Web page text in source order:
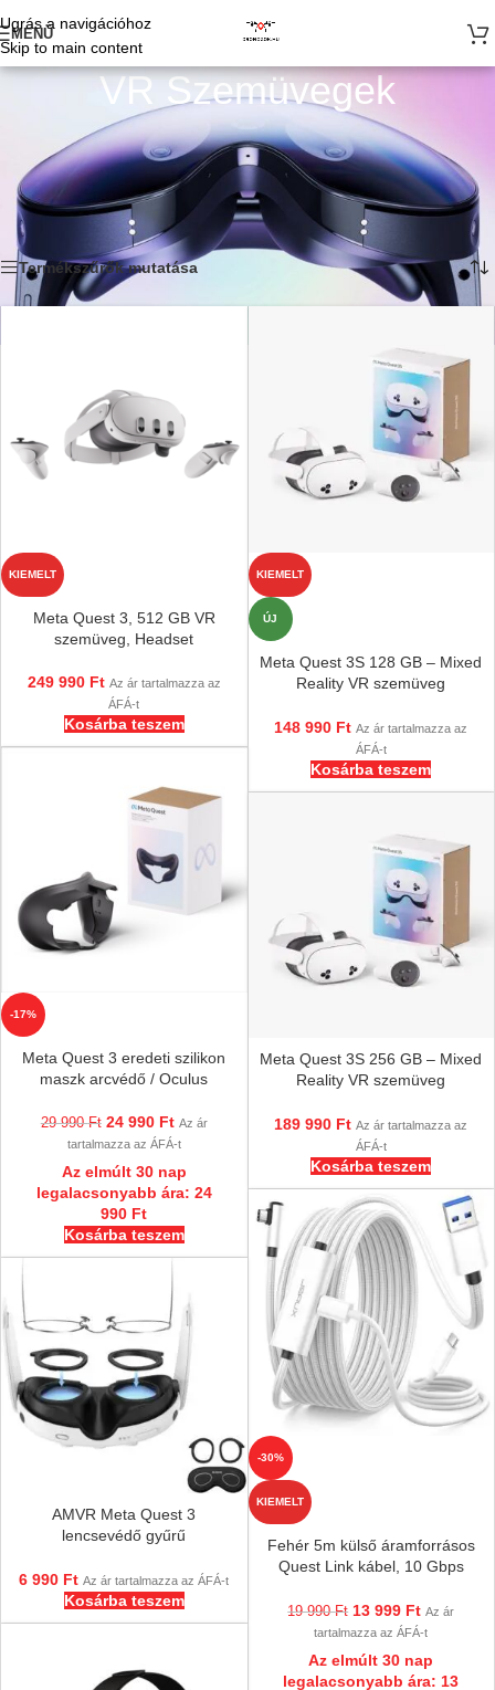
Ugrás a navigációhoz
Skip to main content
MENÜ
VR Szemüvegek
Virtuális Valóság szemüvegek széles választéka.
Meta Oculus Quest 2 és HTC VR szemüvegek.
Kezdőlap VR világa: Meta Oculus/VR Szemüvegek
Mind a(z) 12 találat megjelenítve
Termékszűrők mutatása
KIEMELT
Meta Quest 3, 512 GB VR
szemüveg, Headset
249 990 Ft Az ár tartalmazza az
ÁFÁ-t
Kosárba teszem
KIEMELT
ÚJ
Meta Quest 3S 128 GB – Mixed
Reality VR szemüveg
148 990 Ft Az ár tartalmazza az
ÁFÁ-t
Kosárba teszem
-17%
Meta Quest 3 eredeti szilikon
maszk arcvédő / Oculus
29 990Ft 24 990 Ft Az ár
tartalmazza az ÁFÁ-t
Az elmúlt 30 nap
legalacsonyabb ára: 24
990 Ft
Kosárba teszem
Meta Quest 3S 256 GB – Mixed
Reality VR szemüveg
189 990 Ft Az ár tartalmazza az
ÁFÁ-t
Kosárba teszem
-30%
KIEMELT
Fehér 5m külső áramforrásos
Quest Link kábel, 10 Gbps
3, 2, 1, Pro, Pico 4 Ultra,
19 990Ft 13 999 Ft Az ár
tartalmazza az ÁFÁ-t
Az elmúlt 30 nap
legalacsonyabb ára: 13
AMVR Meta Quest 3
lencsevédő gyűrű
6 990 Ft Az ár tartalmazza az ÁFÁ-t
Kosárba teszem